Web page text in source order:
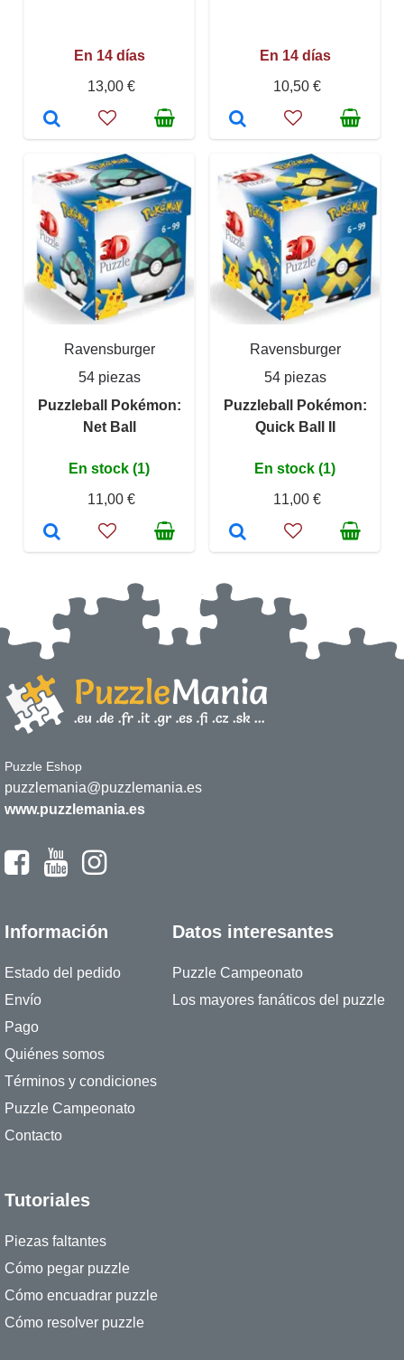
En 14 días
13,00 €
En 14 días
10,50 €
Ravensburger
54 piezas
Puzzleball Pokémon:
Net Ball
En stock (1)
11,00 €
Ravensburger
54 piezas
Puzzleball Pokémon:
Quick Ball II
En stock (1)
11,00 €
Puzzle Eshop
puzzlemania@puzzlemania.es
www.puzzlemania.es
Información
Estado del pedido
Envío
Pago
Quiénes somos
Términos y condiciones
Puzzle Campeonato
Contacto
Datos interesantes
Puzzle Campeonato
Los mayores fanáticos del puzzle
Tutoriales
Piezas faltantes
Cómo pegar puzzle
Cómo encuadrar puzzle
Cómo resolver puzzle